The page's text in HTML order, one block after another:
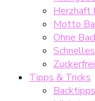
Herzhaft
Motto
Ohne
Tipps & Tricks